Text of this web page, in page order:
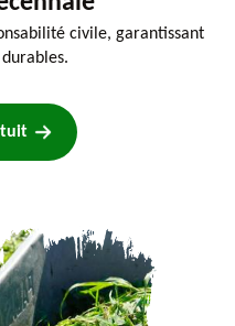
civile, garantissant